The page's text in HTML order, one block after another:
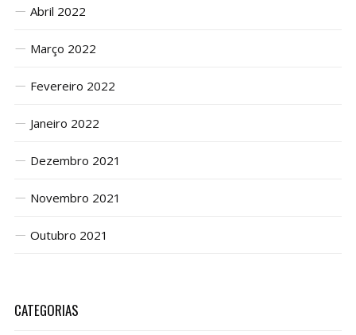
Abril 2022
Março 2022
Fevereiro 2022
Janeiro 2022
Dezembro 2021
Novembro 2021
Outubro 2021
CATEGORIAS